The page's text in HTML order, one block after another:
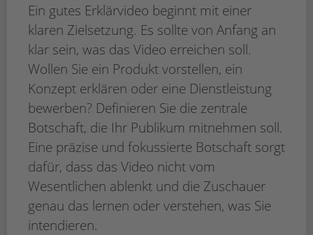
Ein gutes Erklärvideo beginnt mit einer
klaren Zielsetzung. Es sollte von Anfang an
klar sein, was das Video erreichen soll.
Wollen Sie ein Produkt vorstellen, ein
Konzept erklären oder eine Dienstleistung
bewerben? Definieren Sie die zentrale
Botschaft, die Ihr Publikum mitnehmen soll.
Eine präzise und fokussierte Botschaft sorgt
dafür, dass das Video nicht vom
Wesentlichen ablenkt und die Zuschauer
genau das lernen oder verstehen, was Sie
intendieren.